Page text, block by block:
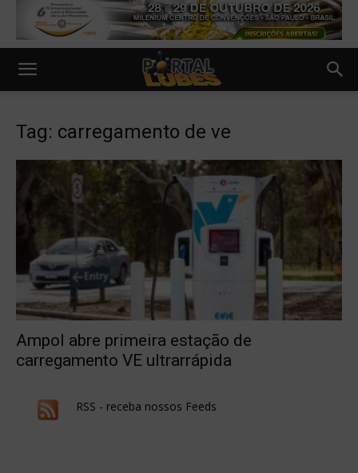
Tag: carregamento de ve
Ampol abre primeira estação de
carregamento VE ultrarrápida
RSS - receba nossos Feeds